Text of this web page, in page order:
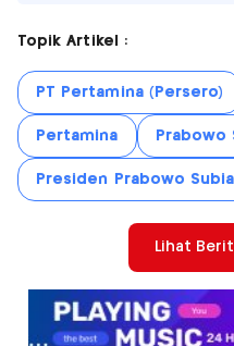
Topik Artikel :
PT Pertamina (Persero)
Pertamina Prabowo
Presiden Prabowo
Lihat